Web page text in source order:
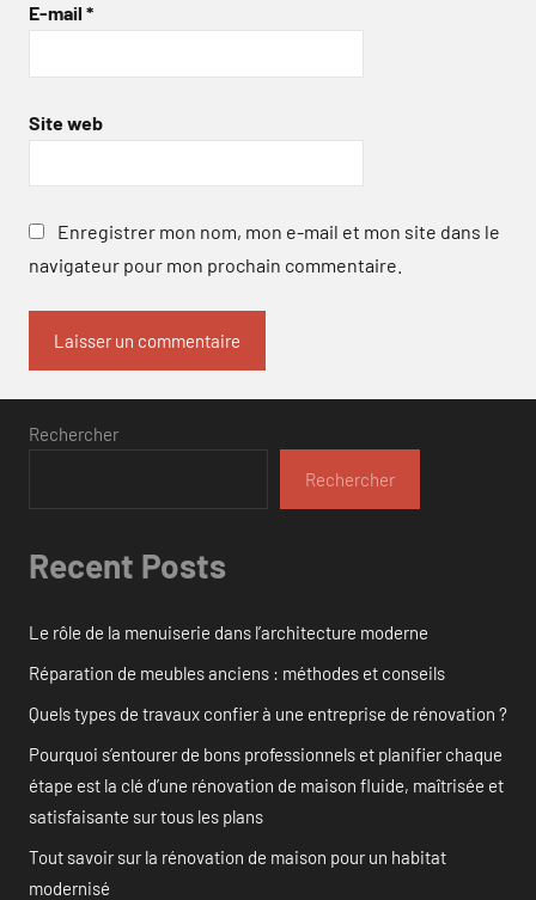
E-mail *
Site web
Enregistrer mon nom, mon e-mail et mon site dans le
navigateur pour mon prochain commentaire.
Rechercher
Rechercher
Recent Posts
Le rôle de la menuiserie dans l’architecture moderne
Réparation de meubles anciens : méthodes et conseils
Quels types de travaux confier à une entreprise de rénovation ?
Pourquoi s’entourer de bons professionnels et planifier chaque
étape est la clé d’une rénovation de maison fluide, maîtrisée et
satisfaisante sur tous les plans
Tout savoir sur la rénovation de maison pour un habitat
modernisé